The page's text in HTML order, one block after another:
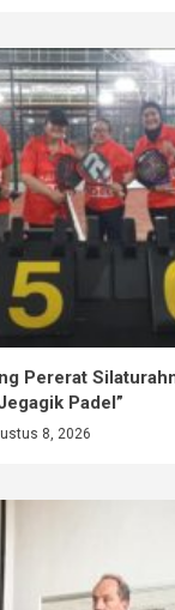
Pererat
Padel”
8, 2026